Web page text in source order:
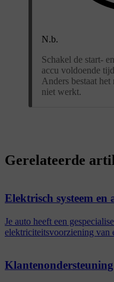
N.b.
Schakel de start-
accu voldoende
Anders bestaat
niet werkt.
Gerelateerde
Elektrisch systeem en
Je auto heeft een
elektriciteitsvoorziening van
Klantenondersteuning